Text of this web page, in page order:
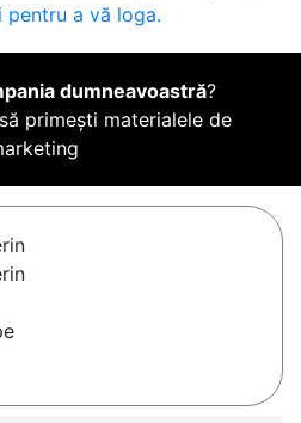
a vă loga.
dumneavoastră?
primești materialele de